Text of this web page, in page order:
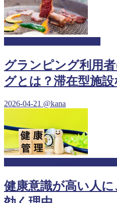
グランピング利用
グとは？滞在型施
2026-04-21 @kana
健康意識が高い人